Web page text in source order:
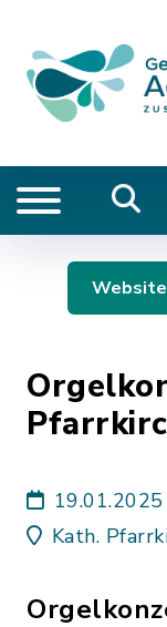
19.01.2025
Kath.